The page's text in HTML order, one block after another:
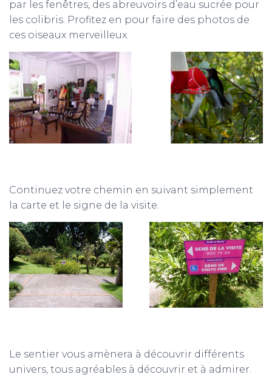
par les fenêtres, des abreuvoirs d’eau sucrée pour
les colibris. Profitez en pour faire des photos de
ces oiseaux merveilleux.
Continuez votre chemin en suivant simplement
la carte et le signe de la visite.
Le sentier vous amènera à découvrir différents
univers, tous agréables à découvrir et à admirer.